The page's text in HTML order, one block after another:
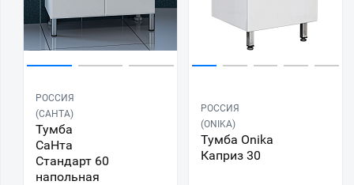
РОССИЯ
(САНТА)
Тумба
СаНта
Стандарт 60
напольная
РОССИЯ
(ONIKA)
Тумба Onika
Каприз 30